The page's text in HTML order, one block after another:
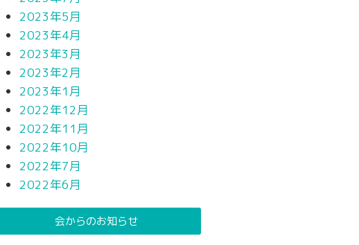
2023年5月
2023年4月
2023年3月
2023年2月
2023年1月
2022年12月
2022年11月
2022年10月
2022年7月
2022年6月
会からのお知らせ